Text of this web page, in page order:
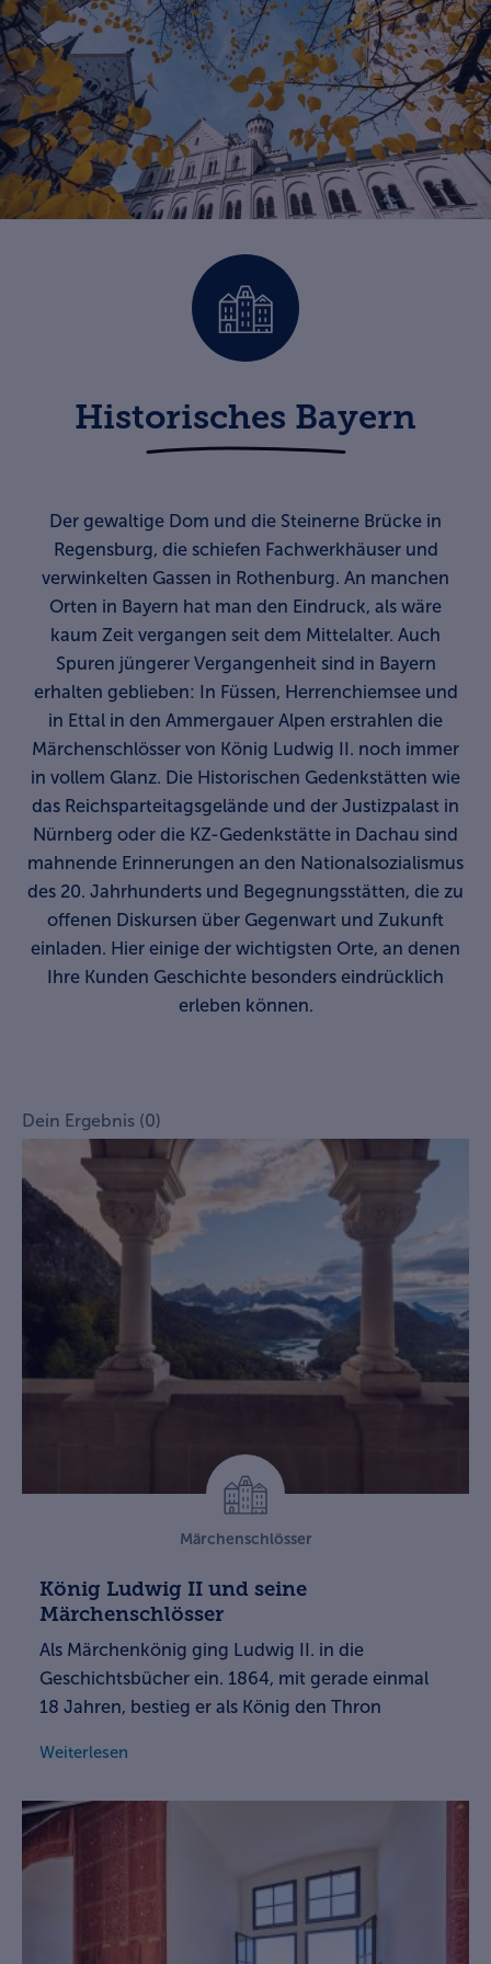
Historisches Bayern
Der gewaltige Dom und die Steinerne Brücke in
Regensburg, die schiefen Fachwerkhäuser und
verwinkelten Gassen in Rothenburg. An manchen
Orten in Bayern hat man den Eindruck, als wäre
kaum Zeit vergangen seit dem Mittelalter. Auch
Spuren jüngerer Vergangenheit sind in Bayern
erhalten geblieben: In Füssen, Herrenchiemsee und
in Ettal in den Ammergauer Alpen erstrahlen die
Märchenschlösser von König Ludwig II. noch immer
in vollem Glanz. Die Historischen Gedenkstätten wie
das Reichsparteitagsgelände und der Justizpalast in
Nürnberg oder die KZ-Gedenkstätte in Dachau sind
mahnende Erinnerungen an den Nationalsozialismus
des 20. Jahrhunderts und Begegnungsstätten, die zu
offenen Diskursen über Gegenwart und Zukunft
einladen. Hier einige der wichtigsten Orte, an denen
Ihre Kunden Geschichte besonders eindrücklich
erleben können.
Dein Ergebnis (0)
Märchenschlösser
König Ludwig II und seine
Märchenschlösser
Als Märchenkönig ging Ludwig II. in die
Geschichtsbücher ein. 1864, mit gerade einmal
18 Jahren, bestieg er als König den Thron
Weiterlesen